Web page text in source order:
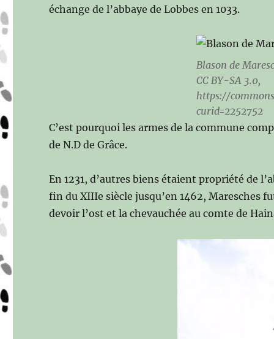
échange de l’abbaye de Lobbes en 1033.
Blason de
CC BY-SA 3.0,
https://
curid=2252752
C’est pourquoi les armes de la commune
de N.D de Grâce.
En 1231, d’autres biens étaient propriété de
fin du XIIIe siècle jusqu’en 1462, Maresches
devoir l’ost et la chevauchée au comte de